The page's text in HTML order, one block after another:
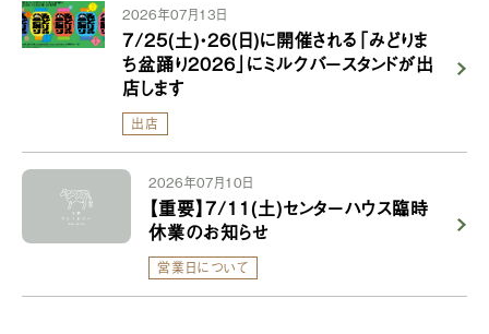
2026年07月13日
7/25(土)・26(日)に開催される「みどりま
ち盆踊り2026」にミルクバースタンドが出
店します
出店
2026年07月10日
【重要】7/11(土)センターハウス臨時
休業のお知らせ
営業日について